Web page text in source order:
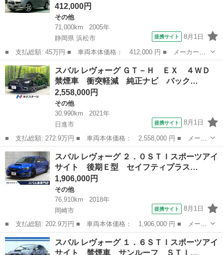
412,000円
その他
71,000km
2005年
静岡県 浜松市
提携サイト 8月1日
■ 支払総額: 45万円 ■ 車両本体価格： 412,000 円 ■ メーカー
名： スバル ■ 車種名： Ｒ１ ■ グレード名： Ｒ ユーザー様
買取車／ＬＥＤ／車検整備付／全国対応走行距離無制限１年保証付／
エアコン保証 ■...
静岡 浜松市
スバル レヴォーグ ＧＴ－Ｈ ＥＸ ４ＷＤ
禁煙車 衝突軽減 純正ナビ バック…
2,558,000円
その他
30,990km
2021年
日進市
提携サイト 8月1日
■ 支払総額: 272.9万円 ■ 車両本体価格： 2,558,000 円 ■ メーカ
ー名： スバル ■ 車種名： レヴォーグ ■ グレード名： ＧＴ－
Ｈ ＥＸ ４ＷＤ 禁煙車 衝突軽減 純正ナビ バックカメラ Ｂ
ｌｕｅｔ...
愛知 日進市
スバル レヴォーグ ２．０ＳＴＩスポーツアイ
サイト 後期Ｅ型 セイフティプラス…
1,906,000円
その他
76,910km
2018年
岡崎市
提携サイト 8月1日
■ 支払総額: 202.9万円 ■ 車両本体価格： 1,906,000 円 ■ メーカ
ー名： スバル ■ 車種名： レヴォーグ ■ グレード名： ２．０
ＳＴＩスポーツアイサイト 後期Ｅ型 セイフティプラス ＳＴＩエ
愛知 岡崎市 その他
スバル レヴォーグ １．６ＳＴＩスポーツアイ
サイト 禁煙車 サンルーフ ＳＴＩ…